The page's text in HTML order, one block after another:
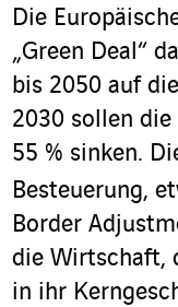
Die
„Green Deal“
bis 2050 auf
2030 sollen
55 % sinken.
Besteuerung,
Border
die Wirtschaft,
in ihr